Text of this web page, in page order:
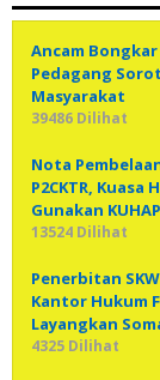
Ancam
Pedagang
Masyarakat
39486 Dilihat
Nota
P2CKTR,
Gunakan
13524 Dilihat
Penerbitan
Kantor Hukum
Layangkan
4325 Dilihat